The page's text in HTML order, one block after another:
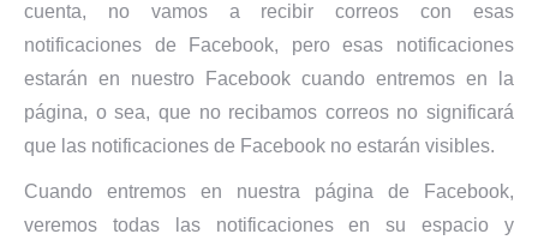
cuenta, no vamos a recibir correos con esas
notificaciones de Facebook, pero esas notificaciones
estarán en nuestro Facebook cuando entremos en la
página, o sea, que no recibamos correos no significará
que las notificaciones de Facebook no estarán visibles.
Cuando entremos en nuestra página de Facebook,
veremos todas las notificaciones en su espacio y